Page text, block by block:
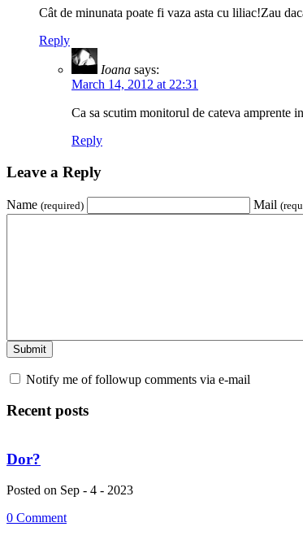
Cât de minunata poate fi vaza asta cu liliac!Zau
Reply
Ioana says:
March 14, 2012 at 22:31
Ca sa scutim monitorul de cateva amprente
Reply
Leave a Reply
Name (required) Mail
Notify me of followup comments via e-mail
Recent posts
Dor?
Posted on Sep - 4 - 2023
0 Comment